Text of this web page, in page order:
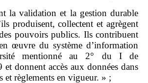
la validation et la gestion durable
produisent, collectent et agrègent
pouvoirs publics. Ils contribuent
œuvre du système d’information
mentionné au 2° du I de
et donnent accès aux données dans
et règlements en vigueur. » ;